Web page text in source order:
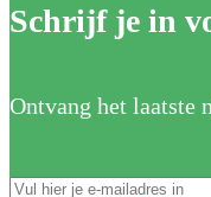
Schrijf je in
Ontvang het laatste